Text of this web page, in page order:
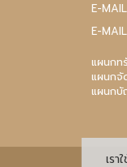
E-
E-
แผนกท
แผนกจั
แผนก
เร